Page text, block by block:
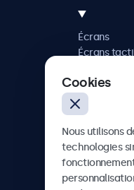
Écrans
Écrans
Solutions
Cookies
Nous utilisons
technologies